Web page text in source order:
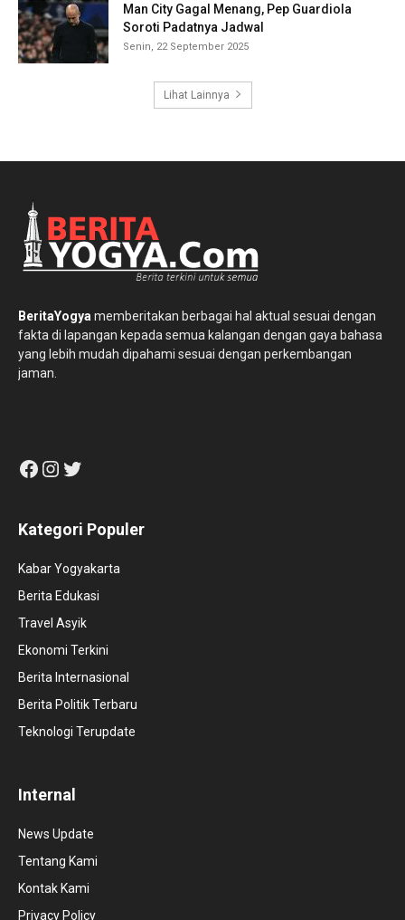
Man City Gagal Menang, Pep Guardiola
Soroti Padatnya Jadwal
Senin, 22 September 2025
Lihat Lainnya
BeritaYogya memberitakan berbagai hal aktual sesuai dengan
fakta di lapangan kepada semua kalangan dengan gaya bahasa
yang lebih mudah dipahami sesuai dengan perkembangan
jaman.
Facebook
Instagram
Twitter
Kategori Populer
Kabar Yogyakarta
Berita Edukasi
Travel Asyik
Ekonomi Terkini
Berita Internasional
Berita Politik Terbaru
Teknologi Terupdate
Internal
News Update
Tentang Kami
Kontak Kami
Privacy Policy